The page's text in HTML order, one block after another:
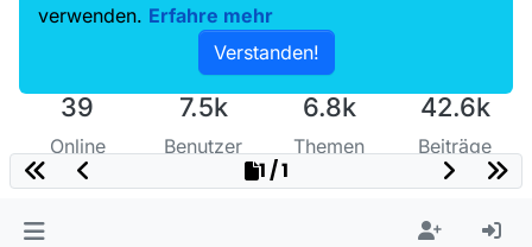
39
Online
7.5k
Benutzer
6.8k
Themen
42.6k
Beiträge
1 / 1
verwenden. Erfahre mehr
Verstanden!